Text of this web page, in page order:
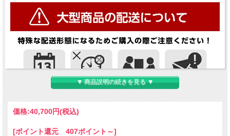
▼ 商品説明の続きを見る ▼
価格:40,700円(税込)
[ポイント還元 407ポイント～]